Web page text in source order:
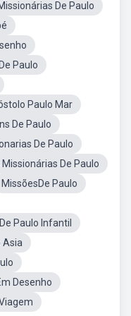
De Paulo
Paulo
Paulo Mar
De Paulo
De Paulo
De Paulo
MissõesDe Paulo
Paulo Infantil
Asia
Desenho